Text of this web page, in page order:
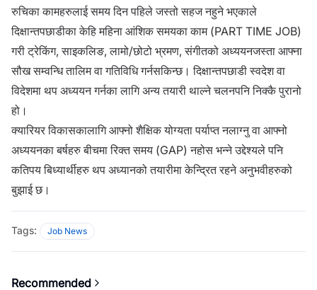
रुचिका कामहरुलाई समय दिन पहिले जस्तो सहज नहुने भएकाले
दिक्षान्तपछाडीका केहि महिना आंशिक समयका काम (PART TIME JOB)
गरी ट्रेकिंग, साइकलिङ, लामो/छोटो भ्रमण, संगीतको अध्ययनजस्ता आफ्ना
सौख सम्वन्धि तालिम वा गतिविधि गर्नसकिन्छ। दिक्षान्तपछाडी स्वदेश वा
विदेशमा थप अध्ययन गर्नका लागि अन्य तयारी थाल्ने चलनपनि निक्कै पुरानो
हो।
क्यारियर विकासकालागि आफ्नो शैक्षिक योग्यता पर्याप्त नलाग्नु वा आफ्नो
अध्ययनका बर्षहरु बीचमा रिक्त समय (GAP) नहोस भन्ने उद्देश्यले पनि
कतिपय बिध्यार्थीहरु थप अध्यानको तयारीमा केन्द्रित रहने अनुभवीहरुको
बुझाई छ।
Tags: Job News
Recommended